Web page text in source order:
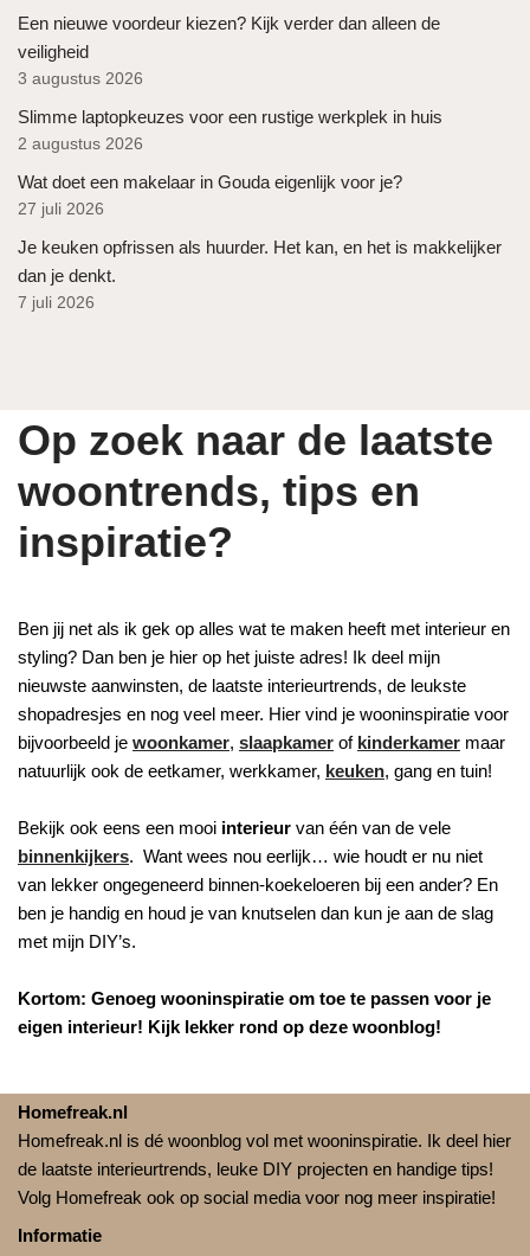
Een nieuwe voordeur kiezen? Kijk verder dan alleen de
veiligheid
3 augustus 2026
Slimme laptopkeuzes voor een rustige werkplek in huis
2 augustus 2026
Wat doet een makelaar in Gouda eigenlijk voor je?
27 juli 2026
Je keuken opfrissen als huurder. Het kan, en het is makkelijker
dan je denkt.
7 juli 2026
Op zoek naar de laatste
woontrends, tips en
inspiratie?
Ben jij net als ik gek op alles wat te maken heeft met interieur en
styling? Dan ben je hier op het juiste adres! Ik deel mijn
nieuwste aanwinsten, de laatste interieurtrends, de leukste
shopadresjes en nog veel meer. Hier vind je wooninspiratie voor
bijvoorbeeld je woonkamer, slaapkamer of kinderkamer maar
natuurlijk ook de eetkamer, werkkamer, keuken, gang en tuin!
Bekijk ook eens een mooi interieur van één van de vele
binnenkijkers. Want wees nou eerlijk… wie houdt er nu niet
van lekker ongegeneerd binnen-koekeloeren bij een ander? En
ben je handig en houd je van knutselen dan kun je aan de slag
met mijn DIY’s.
Kortom: Genoeg wooninspiratie om toe te passen voor je
eigen interieur! Kijk lekker rond op deze woonblog!
Homefreak.nl
Homefreak.nl is dé woonblog vol met wooninspiratie. Ik deel hier
de laatste interieurtrends, leuke DIY projecten en handige tips!
Volg Homefreak ook op social media voor nog meer inspiratie!
Informatie